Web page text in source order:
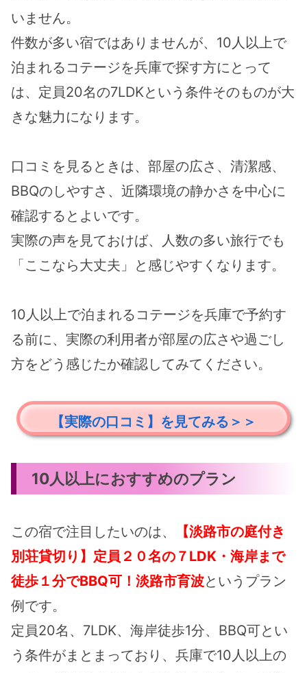
いません。
件数が多い宿ではありませんが、10人以上で
泊まれるコテージを兵庫で探す方にとって
は、定員20名の7LDKという条件そのものが大
きな魅力になります。
口コミを見るときは、部屋の広さ、清潔感、
BBQのしやすさ、近隣環境の静かさを中心に
確認するとよいです。
実際の声を見ておけば、人数の多い旅行でも
「ここなら大丈夫」と感じやすくなります。
10人以上で泊まれるコテージを兵庫で予約す
る前に、実際の利用者が部屋の広さや過ごし
方をどう感じたか確認してみてください。
【実際の口コミ】を見てみる＞＞
10人以上におすすめのプラン
この宿で注目したいのは、
【淡路市の庭付き
別荘貸切り】定員２０名の７LDK・海岸まで
徒歩１分でBBQ可！淡路市育波というプラン
例です。
定員20名、7LDK、海岸徒歩1分、BBQ可とい
う条件がまとまっており、兵庫で10人以上の